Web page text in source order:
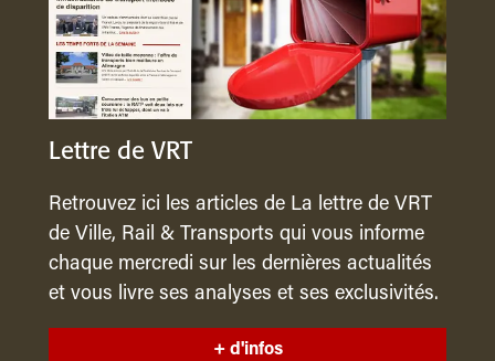
Lettre de VRT
Retrouvez ici les articles de La lettre de VRT
de Ville, Rail & Transports qui vous informe
chaque mercredi sur les dernières actualités
et vous livre ses analyses et ses exclusivités.
+ d'infos